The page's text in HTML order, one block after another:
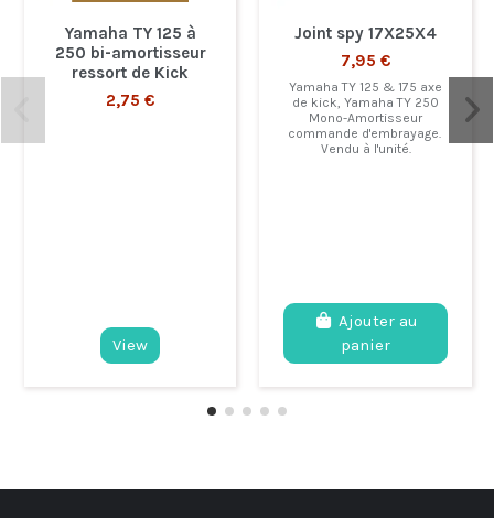
Yamaha TY 125 à
250 bi-amortisseur
ressort de Kick
2,75 €
View
Joint spy 17X25X4
7,95 €
Yamaha TY 125 & 175 axe
de kick, Yamaha TY 250
Mono-Amortisseur
commande d'embrayage.
Vendu à l'unité.
Ajouter au
panier